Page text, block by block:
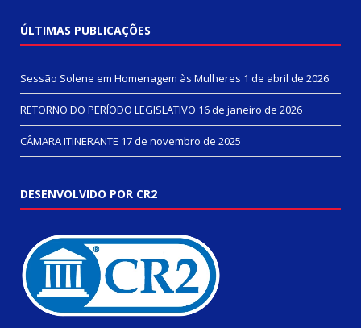
ÚLTIMAS PUBLICAÇÕES
Sessão Solene em Homenagem às Mulheres 1 de abril de 2026
RETORNO DO PERÍODO LEGISLATIVO 16 de janeiro de 2026
CÂMARA ITINERANTE 17 de novembro de 2025
DESENVOLVIDO POR CR2